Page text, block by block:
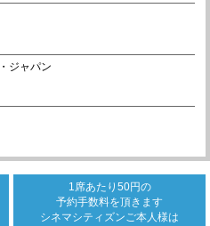
ジャパン
1席あたり50円の
予約手数料を頂きます
シネマシティズンご本人様は